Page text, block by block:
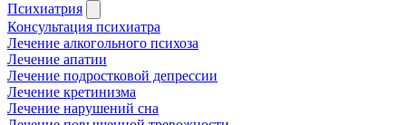
Психиатрия
Консультация психиатра
Лечение алкогольного психоза
Лечение апатии
Лечение подростковой депрессии
Лечение кретинизма
Лечение нарушений сна